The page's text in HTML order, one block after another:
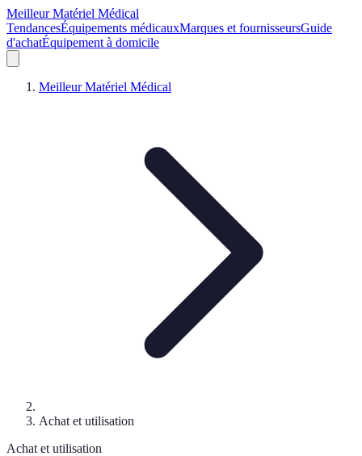
Meilleur Matériel Médical
TendancesÉquipements médicauxMarques et fournisseursGuide
d'achatÉquipement à domicile
Meilleur Matériel Médical
Achat et utilisation
Achat et utilisation